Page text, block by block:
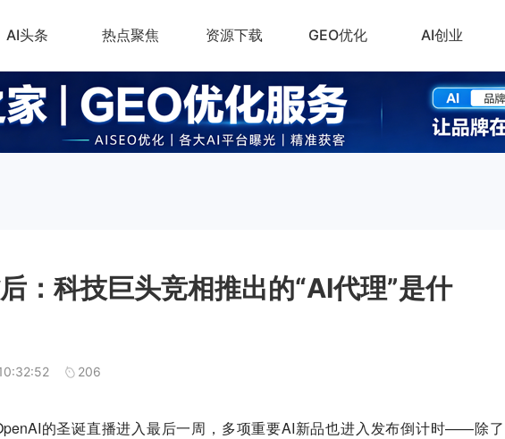
AI头条 热点聚焦 资源下载 GEO优化 AI创业
：科技巨头竞相推出的“AI代理”是什
206
的圣诞直播进入最后一周，多项重要AI新品也进入发布倒计时——除了